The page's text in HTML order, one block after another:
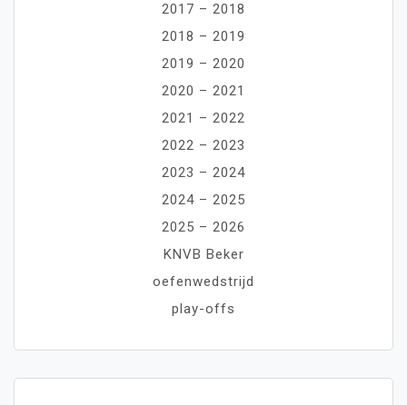
2017 – 2018
2018 – 2019
2019 – 2020
2020 – 2021
2021 – 2022
2022 – 2023
2023 – 2024
2024 – 2025
2025 – 2026
KNVB Beker
oefenwedstrijd
play-offs